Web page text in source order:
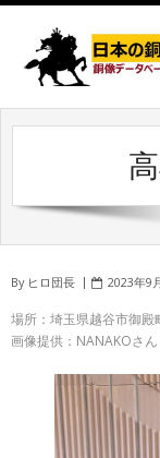
By ヒロ団長 2023年9
場所：埼玉県越谷市御
画像提供：NANAKOさん